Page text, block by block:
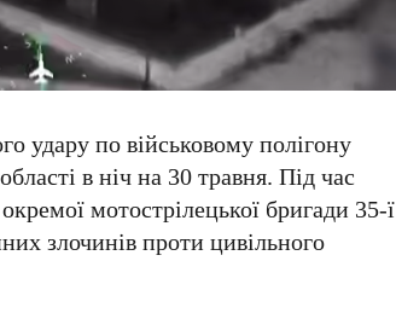
удару по військовому полігону
в ніч на 30 травня. Під час
мотострілецької бригади 35-ї
злочинів проти цивільного